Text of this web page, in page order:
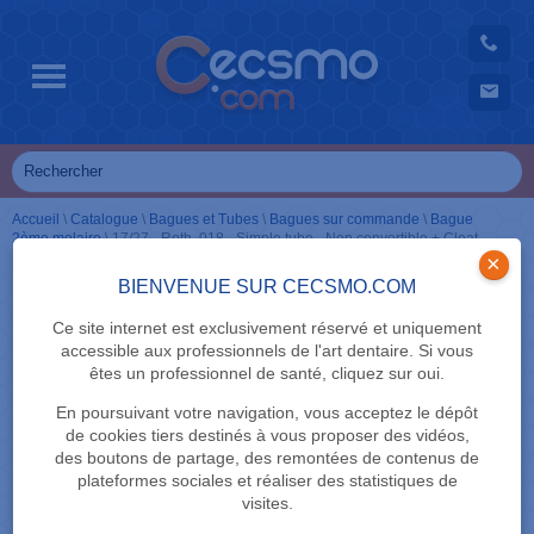
BIENVENUE SUR CECSMO.COM
Ce site internet est exclusivement réservé et uniquement
accessible aux professionnels de l'art dentaire. Si vous
êtes un professionnel de santé, cliquez sur oui.
En poursuivant votre navigation, vous acceptez le dépôt
de cookies tiers destinés à vous proposer des vidéos,
des boutons de partage, des remontées de contenus de
plateformes sociales et réaliser des statistiques de
visites.
×
Accueil \ Catalogue \ Bagues et Tubes \ Bagues sur commande \ Bague
2ème molaire\17/27 - Roth .018 - Simple tube - Non convertible + Cleat